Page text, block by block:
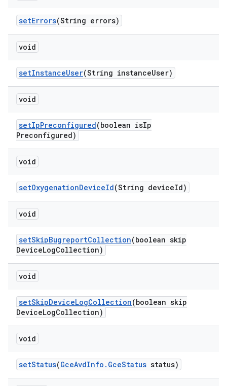
setErrors(String errors)
void
setInstanceUser(String instanceUser)
void
setIpPreconfigured(boolean isIp
Preconfigured)
void
setOxygenationDeviceId(String deviceId)
void
setSkipBugreportCollection(boolean skip
DeviceLogCollection)
void
setSkipDeviceLogCollection(boolean skip
DeviceLogCollection)
void
setStatus(GceAvdInfo . GceStatus status)